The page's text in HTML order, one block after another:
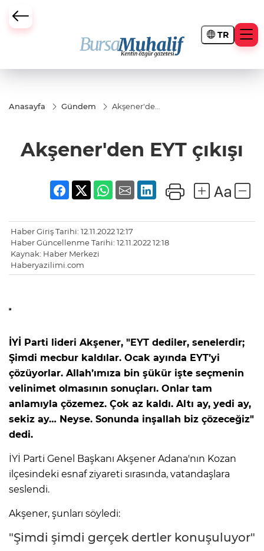
TR
Büyükşehir Darbesi
Anasayfa Gündem
Akşener'den
Akşener'den EYT çıkışı
Haber Giriş Tarihi: 12.11.2022 12:17
Haber Güncellenme Tarihi: 12.11.2022 12:18
Kaynak: Haber Merkezi
Haberyazilimi.com
İYİ Parti lideri Akşener, "EYT dediler, senelerdir;
Şimdi mecbur kaldılar. Ocak ayında EYT’yi
çözüyorlar. Allah’ımıza bin şükür işte seçmenin
velinimet olmasının sonuçları. Onlar tam
anlamıyla çözemez. Çok az kaldı. Altı ay, yedi ay,
sekiz ay… Neyse. Sonunda inşallah biz çözeceğiz"
dedi.
İYİ Parti Genel Başkanı Akşener Adana'nın Kozan
ilçesindeki esnaf ziyareti sırasında, vatandaşlara
seslendi.
Akşener, şunları söyledi:
"Şimdi şimdi gerçek dertler konuşuluyor"